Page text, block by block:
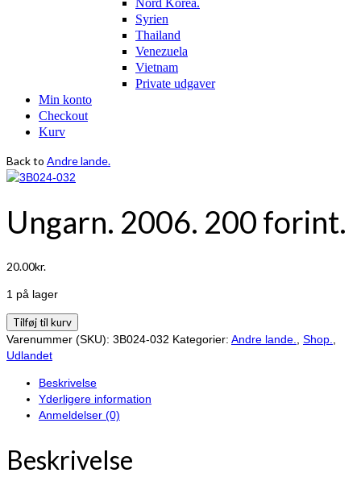
Nord Korea.
Syrien
Thailand
Venezuela
Vietnam
Private udgaver
Min konto
Checkout
Kurv
Back to Andre lande.
Ungarn. 2006. 200 forint.
20.00kr.
1 på lager
Ungarn.
2006.
200
antal
Tilføj til kurv
Varenummer (SKU): 3B024-032 Kategorier: Andre lande. Shop.
Udlandet
Beskrivelse
Yderligere information
Anmeldelser (0)
Beskrivelse